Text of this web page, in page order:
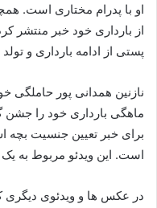
او با پدرام مختاری است.
از بارداری خود خبر منتشر
پستی از ادامه بارداری و
نازنین همدانی پور حاملگی
ماهگی بارداری خود را جشن
برای خبر تعیین جنسیت بچه
است. این ویدئو مربوط به
در عکس ها و ویدئوی